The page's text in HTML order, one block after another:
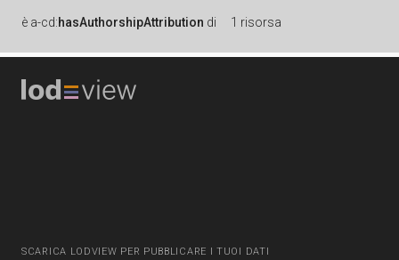
è a-cd:hasAuthorshipAttribution di 1 risorsa
SCARICA LODVIEW PER PUBBLICARE I TUOI DATI